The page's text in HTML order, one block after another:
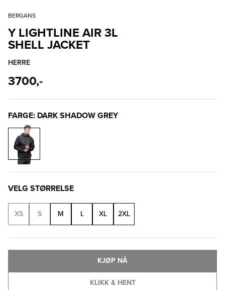
BERGANS
Y LIGHTLINE AIR 3L
SHELL JACKET
HERRE
3700,-
FARGE: DARK SHADOW GREY
VELG STØRRELSE
XS S M L XL 2XL
KLIKK & HENT
KJØP NÅ